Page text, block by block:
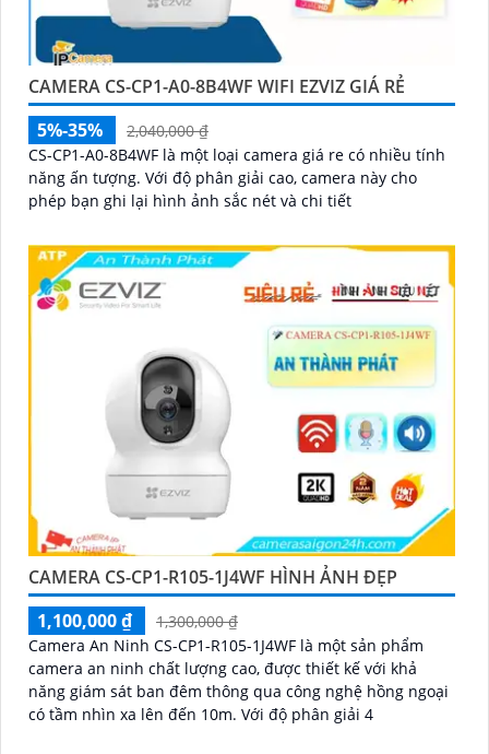
CAMERA CS-CP1-A0-8B4WF WIFI EZVIZ GIÁ RẺ
5%-35%
2,040,000 ₫
CS-CP1-A0-8B4WF là một loại camera giá re có nhiều tính
năng ấn tượng. Với độ phân giải cao, camera này cho
phép bạn ghi lại hình ảnh sắc nét và chi tiết
CAMERA CS-CP1-R105-1J4WF HÌNH ẢNH ĐẸP
1,100,000 ₫
1,300,000 ₫
Camera An Ninh CS-CP1-R105-1J4WF là một sản phẩm
camera an ninh chất lượng cao, được thiết kế với khả
năng giám sát ban đêm thông qua công nghệ hồng ngoại
có tầm nhìn xa lên đến 10m. Với độ phân giải 4